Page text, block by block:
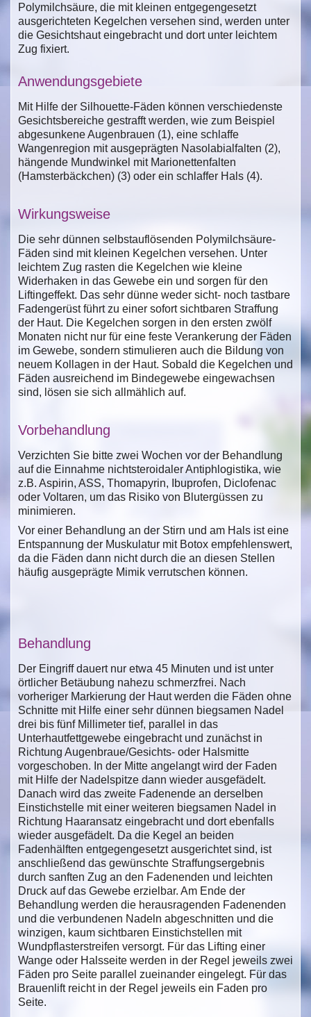
Polymilchsäure, die mit kleinen entgegengesetzt
ausgerichteten Kegelchen versehen sind, werden unter
die Gesichtshaut eingebracht und dort unter leichtem
Zug fixiert.
Anwendungsgebiete
Mit Hilfe der Silhouette-Fäden können verschiedenste
Gesichtsbereiche gestrafft werden, wie zum Beispiel
abgesunkene Augenbrauen (1), eine schlaffe
Wangenregion mit ausgeprägten Nasolabialfalten (2),
hängende Mundwinkel mit Marionettenfalten
(Hamsterbäckchen) (3) oder ein schlaffer Hals (4).
Wirkungsweise
Die sehr dünnen selbstauflösenden Polymilchsäure-
Fäden sind mit kleinen Kegelchen versehen. Unter
leichtem Zug rasten die Kegelchen wie kleine
Widerhaken in das Gewebe ein und sorgen für den
Liftingeffekt. Das sehr dünne weder sicht- noch tastbare
Fadengerüst führt zu einer sofort sichtbaren Straffung
der Haut. Die Kegelchen sorgen in den ersten zwölf
Monaten nicht nur für eine feste Verankerung der Fäden
im Gewebe, sondern stimulieren auch die Bildung von
neuem Kollagen in der Haut. Sobald die Kegelchen und
Fäden ausreichend im Bindegewebe eingewachsen
sind, lösen sie sich allmählich auf.
Vorbehandlung
Verzichten Sie bitte zwei Wochen vor der Behandlung
auf die Einnahme nichtsteroidaler Antiphlogistika, wie
z.B. Aspirin, ASS, Thomapyrin, Ibuprofen, Diclofenac
oder Voltaren, um das Risiko von Blutergüssen zu
minimieren.
Vor einer Behandlung an der Stirn und am Hals ist eine
Entspannung der Muskulatur mit Botox empfehlenswert,
da die Fäden dann nicht durch die an diesen Stellen
häufig ausgeprägte Mimik verrutschen können.
Behandlung
Der Eingriff dauert nur etwa 45 Minuten und ist unter
örtlicher Betäubung nahezu schmerzfrei. Nach
vorheriger Markierung der Haut werden die Fäden ohne
Schnitte mit Hilfe einer sehr dünnen biegsamen Nadel
drei bis fünf Millimeter tief, parallel in das
Unterhautfettgewebe eingebracht und zunächst in
Richtung Augenbraue/Gesichts- oder Halsmitte
vorgeschoben. In der Mitte angelangt wird der Faden
mit Hilfe der Nadelspitze dann wieder ausgefädelt.
Danach wird das zweite Fadenende an derselben
Einstichstelle mit einer weiteren biegsamen Nadel in
Richtung Haaransatz eingebracht und dort ebenfalls
wieder ausgefädelt. Da die Kegel an beiden
Fadenhälften entgegengesetzt ausgerichtet sind, ist
anschließend das gewünschte Straffungsergebnis
durch sanften Zug an den Fadenenden und leichten
Druck auf das Gewebe erzielbar. Am Ende der
Behandlung werden die herausragenden Fadenenden
und die verbundenen Nadeln abgeschnitten und die
winzigen, kaum sichtbaren Einstichstellen mit
Wundpflasterstreifen versorgt. Für das Lifting einer
Wange oder Halsseite werden in der Regel jeweils zwei
Fäden pro Seite parallel zueinander eingelegt. Für das
Brauenlift reicht in der Regel jeweils ein Faden pro
Seite.